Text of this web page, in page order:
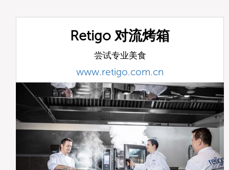
Retigo 对流烤箱
尝试专业美食
www.retigo.com.cn